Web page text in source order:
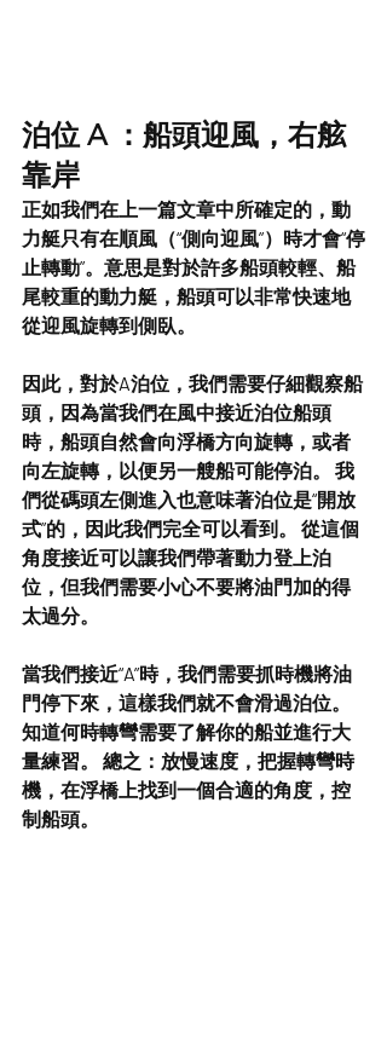
泊位 A ：船頭迎風，右舷
靠岸
正如我們在上一篇文章中所確定的，動
力艇只有在順風（“側向迎風”）時才會“停
止轉動”。意思是對於許多船頭較輕、船
尾較重的動力艇，船頭可以非常快速地
從迎風旋轉到側臥。
因此，對於A泊位，我們需要仔細觀察船
頭，因為當我們在風中接近泊位船頭
時，船頭自然會向浮橋方向旋轉，或者
向左旋轉，以便另一艘船可能停泊。 我
們從碼頭左側進入也意味著泊位是“開放
式”的，因此我們完全可以看到。 從這個
角度接近可以讓我們帶著動力登上泊
位，但我們需要小心不要將油門加的得
太過分。
當我們接近“A”時，我們需要抓時機將油
門停下來，這樣我們就不會滑過泊位。
知道何時轉彎需要了解你的船並進行大
量練習。 總之：放慢速度，把握轉彎時
機，在浮橋上找到一個合適的角度，控
制船頭。